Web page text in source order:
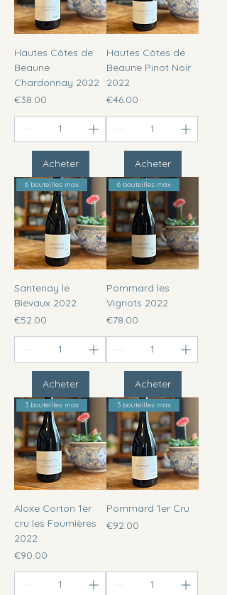
Hautes Côtes de
Beaune
Chardonnay 2022
Price
€38.00
Acheter
Hautes Côtes de
Beaune Pinot Noir
2022
Price
€46.00
Acheter
6 bouteilles max
Santenay le
Bievaux 2022
Price
€52.00
Acheter
6 bouteilles max
Pommard les
Vignots 2022
Price
€78.00
Acheter
3 bouteilles max
Aloxe Corton 1er
cru les Fournières
2022
Price
€90.00
3 bouteilles max
Pommard 1er Cru
Price
€92.00